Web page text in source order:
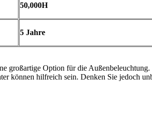
50,000H
5 Jahre
Option für die
können hilfreich sein. Denken Sie jedoch